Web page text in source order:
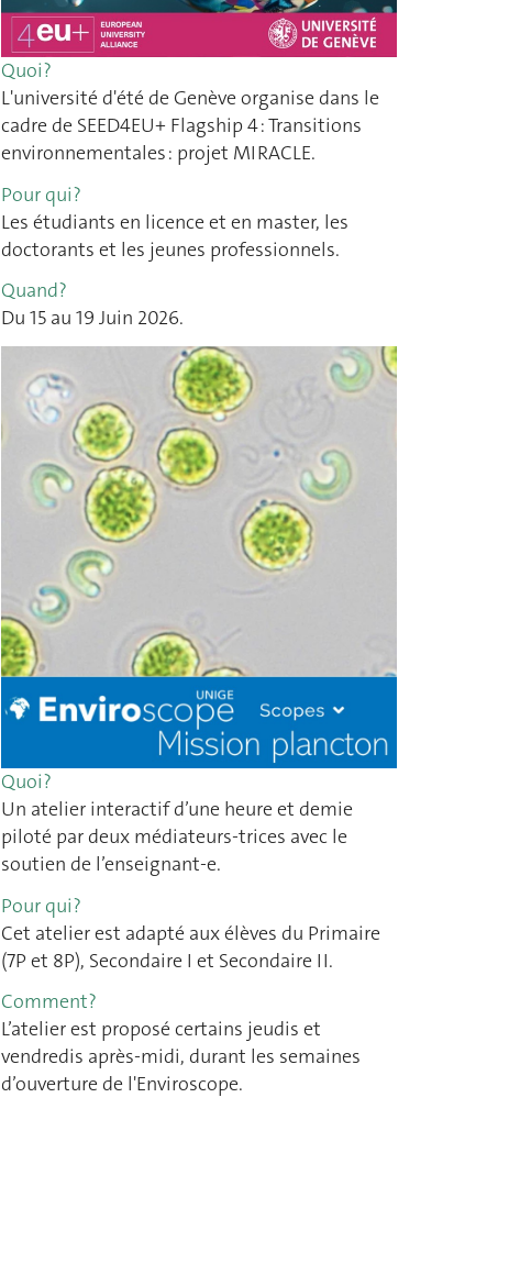
Quoi?
L'université d'été de Genève organise dans le
cadre de SEED4EU+ Flagship 4 : Transitions
environnementales : projet MIRACLE.
Pour qui?
Les étudiants en licence et en master, les
doctorants et les jeunes professionnels.
Quand?
Du 15 au 19 Juin 2026.
Quoi?
Un atelier interactif d’une heure et demie
piloté par deux médiateurs-trices avec le
soutien de l’enseignant-e.
Pour qui?
Cet atelier est adapté aux élèves du Primaire
(7P et 8P), Secondaire I et Secondaire II.
Comment?
L’atelier est proposé certains jeudis et
vendredis après-midi, durant les semaines
d’ouverture de l'Enviroscope.